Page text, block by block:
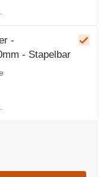
-
- Stapelbar